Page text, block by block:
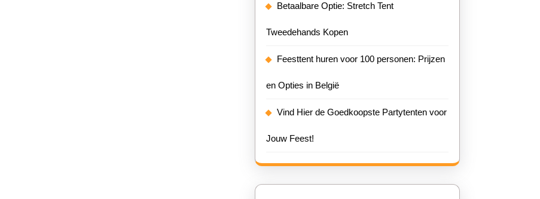
Betaalbare Optie: Stretch Tent
Tweedehands Kopen
Feesttent huren voor 100 personen: Prijzen
en Opties in België
Vind Hier de Goedkoopste Partytenten voor
Jouw Feest!